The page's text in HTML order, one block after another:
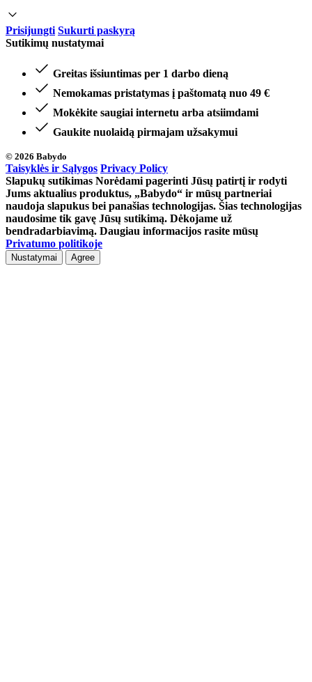
Prisijungti Sukurti paskyrą
Sutikimų nustatymai
Greitas išsiuntimas per 1 darbo dieną
Nemokamas pristatymas į paštomatą nuo 49 €
Mokėkite saugiai internetu arba atsiimdami
Gaukite nuolaidą pirmajam užsakymui
© 2026 Babydo
Taisyklės ir Sąlygos Privacy Policy
Slapukų sutikimas Norėdami pagerinti Jūsų patirtį ir rodyti
Jums aktualius produktus, „Babydo“ ir mūsų partneriai
naudoja slapukus bei panašias technologijas. Šias technologijas
naudosime tik gavę Jūsų sutikimą. Dėkojame už
bendradarbiavimą. Daugiau informacijos rasite mūsų
Privatumo politikoje
Nustatymai Agree